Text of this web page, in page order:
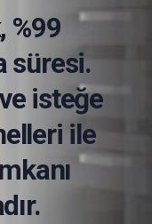
%99
süresi.
isteğe
ile